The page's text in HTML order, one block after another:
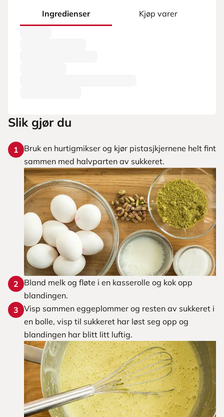
Ingredienser Kjøp varer
Slik gjør du
1
Bruk en hurtigmikser og kjør pistasjkjernene helt fint
sammen med halvparten av sukkeret.
2
Bland melk og fløte i en kasserolle og kok opp
blandingen.
3 Visp sammen eggeplommer og resten av sukkeret i
en bolle, visp til sukkeret har løst seg opp og
blandingen har blitt litt luftig.